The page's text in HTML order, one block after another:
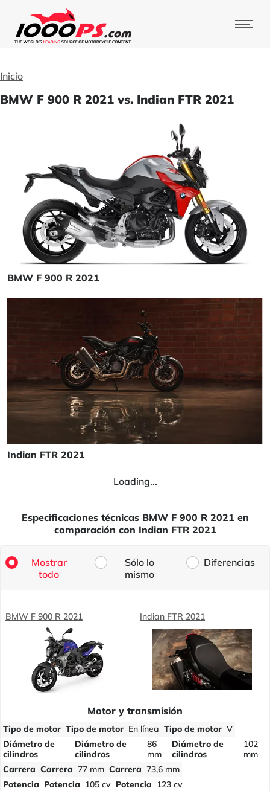
Inicio
BMW F 900 R 2021 vs. Indian FTR 2021
BMW F 900 R 2021
Indian FTR 2021
Loading...
Especificaciones técnicas BMW F 900 R 2021 en
comparación con Indian FTR 2021
Mostrar
todo
Sólo lo
mismo
Diferencias
BMW F 900 R 2021 Indian FTR 2021
Motor y transmisión
Tipo de motor Tipo de motor En línea Tipo de motor V
Diámetro de
cilindros
Diámetro de
cilindros
86
mm
Diámetro de
cilindros
102
mm
Carrera Carrera 77 mm Carrera 73,6 mm
Potencia Potencia 105 cv Potencia 123 cv